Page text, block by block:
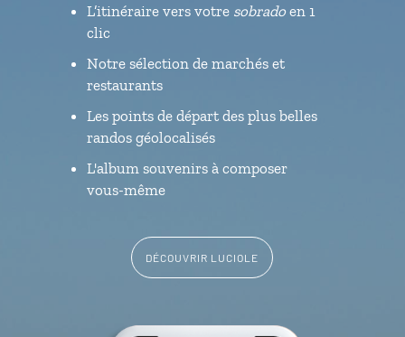
L’itinéraire vers votre sobrado en 1
clic
Notre sélection de marchés et
restaurants
Les points de départ des plus belles
randos géolocalisés
L'album souvenirs à composer
vous-même
DÉCOUVRIR LUCIOLE